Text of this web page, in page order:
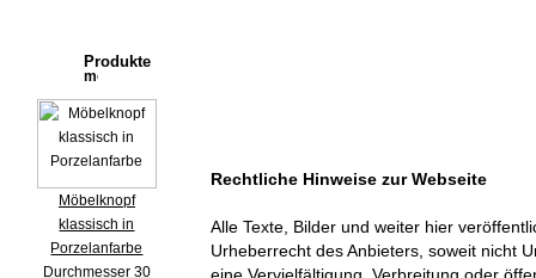
Produkte
Möbelknopf
klassisch in
Porzelanfarbe
Durchmesser 30
Rechtliche Hinweise zur Webseite
Alle Texte, Bilder und weiter hier
Urheberrecht des Anbieters, soweit nicht